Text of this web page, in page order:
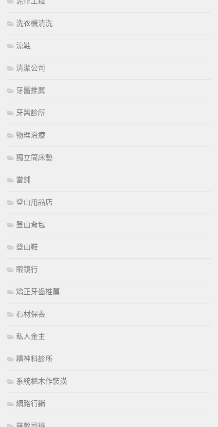
洗衣機清洗
涼鞋
清潔公司
牙醫推薦
牙醫診所
物理治療
獨立筒床墊
當鋪
登山用品店
登山背包
登山鞋
眼鏡行
矯正牙齒推薦
石材保養
私人金主
精神科診所
系統櫃木作裝潢
網路行銷